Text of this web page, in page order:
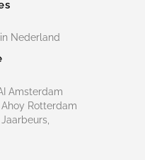
Nederland
Amsterdam
Rotterdam